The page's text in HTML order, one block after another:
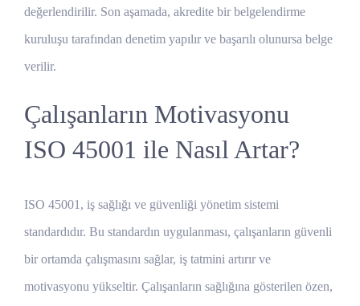
değerlendirilir. Son aşamada, akredite bir belgelendirme
kuruluşu tarafından denetim yapılır ve başarılı olunursa belge
verilir.
Çalışanların Motivasyonu
ISO 45001 ile Nasıl Artar?
ISO 45001, iş sağlığı ve güvenliği yönetim sistemi
standardıdır. Bu standardın uygulanması, çalışanların güvenli
bir ortamda çalışmasını sağlar, iş tatmini artırır ve
motivasyonu yükseltir. Çalışanların sağlığına gösterilen özen,